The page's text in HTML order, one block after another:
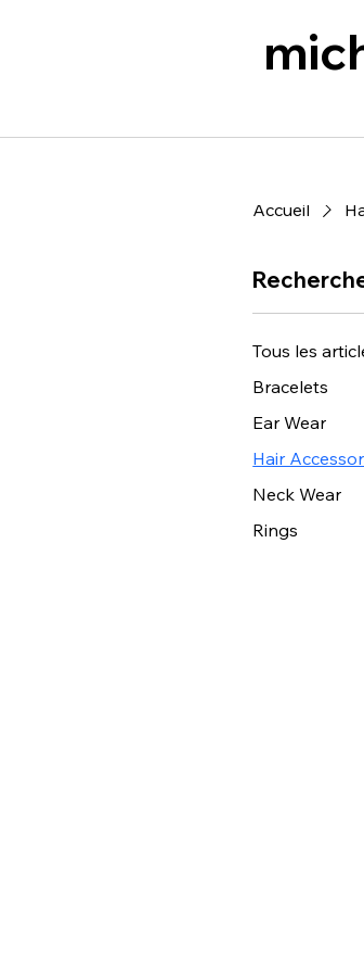
Accueil
Tous les
Bracelets
Ear Wear
Hair
Neck Wear
Rings